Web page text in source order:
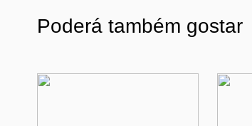
Poderá também gostar